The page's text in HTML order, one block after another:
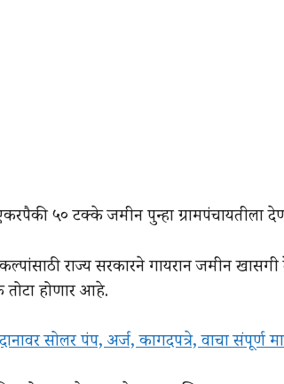
एकरपैकी ५० टक्के जमीन पुन्हा ग्रामपंचायतीला
राज्य सरकारने गायरान जमीन
तोटा होणार आहे.
सोलर पंप, अर्ज, कागदपत्रे, वाचा